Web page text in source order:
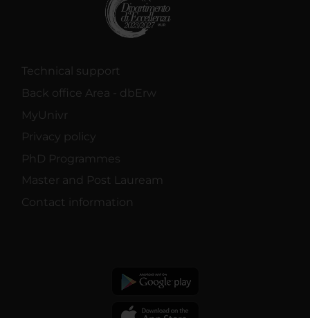
Technical support
Back office Area - dbErw
MyUnivr
Privacy policy
PhD Programmes
Master and Post Lauream
Contact information